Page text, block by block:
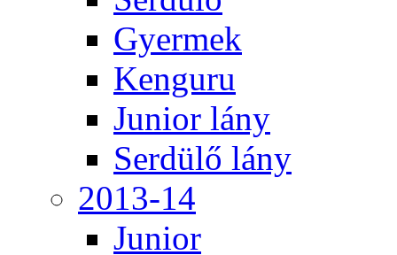
Gyermek
Kenguru
Junior lány
Serdülő lány
2013-14
Junior